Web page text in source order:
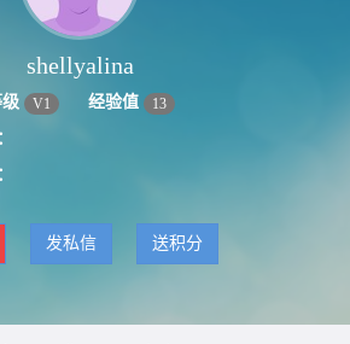
shellyalina
V1 经验值 13
发私信 送积分